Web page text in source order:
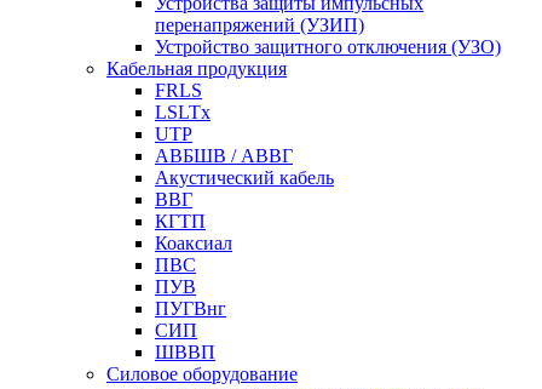
перенапряжений (УЗИП)
Устройство защитного отключения (УЗО)
Кабельная продукция
FRLS
LSLTx
UTP
АВБШВ / АВВГ
Акустический кабель
ВВГ
КГТП
Коаксиал
ПВС
ПУВ
ПУГВнг
СИП
ШВВП
Силовое оборудование